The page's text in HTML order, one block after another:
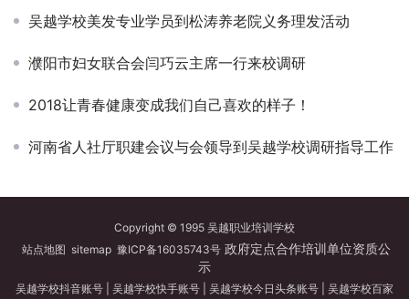
吴越学校美发专业学员到松涛养老院义务理发活动
濮阳市妇女联合会闫巧云主席一行来校调研
2018让青春健康变成我们自己喜欢的样子！
河南省人社厅职建会议与会领导到吴越学校调研指导工作
Copyright © 1995 吴越职业培训学校
站点地图 sitemap 豫ICP备16035743号政府定点合作培训单位资质公
示
吴越学校抖音账号 吴越学校快手账号 吴越学校今日头条账号
吴越学校百家